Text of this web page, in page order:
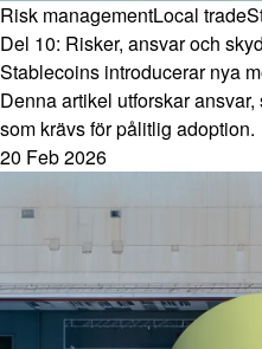
Risk managementLocal trade
Del 10: Risker, ansvar och
Stablecoins introducerar nya
Denna artikel utforskar
som krävs för pålitlig adoption.
20 Feb 2026